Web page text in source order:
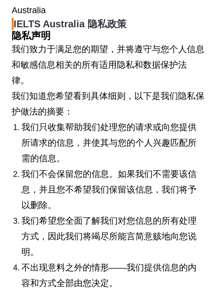
Australia
IELTS Australia 隐私政策
隐私声明
我们致力于满足您的期望，并将遵守与您个人信息
和敏感信息相关的所有适用隐私和数据保护法
律。
我们知道您希望看到具体细则，以下是我们隐私保
护做法的摘要：
我们只收集帮助我们处理您的请求或向您提供
所请求的信息，并使其与您的个人兴趣匹配所
需的信息。
我们不会保留您的信息。如果我们不需要该信
息，并且您不希望我们保留该信息，我们将予
以删除。
我们希望您全面了解我们对您信息的所有处理
方式，因此我们将竭尽所能言简意赅地向您说
明。
不出现意料之外的情形——我们提供信息的内
容和方式全部由您决定。